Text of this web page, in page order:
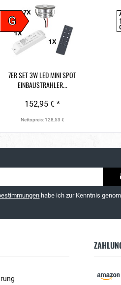
G
7ER SET 3W LED MINI SPOT
EINBAUSTRAHLER...
152,95 € *
Nettopreis: 128,53 €
habe ich zur Kenntnis